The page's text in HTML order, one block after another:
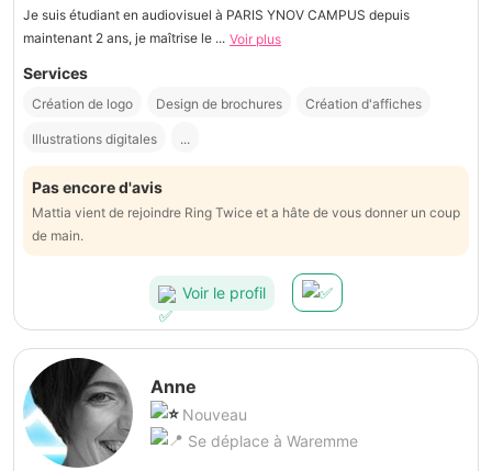
Je suis étudiant en audiovisuel à PARIS YNOV CAMPUS depuis
maintenant 2 ans, je maîtrise le ... Voir plus
Services
Création de logo Design de brochures Création d'affiches
Illustrations digitales ...
Pas encore d'avis
Mattia vient de rejoindre Ring Twice et a hâte de vous donner un coup
de main.
Voir le profil
Anne
Nouveau
Se déplace à Waremme